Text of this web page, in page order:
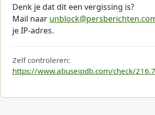
Denk je dat dit een vergissing is?
Mail naar
je IP-adres.
Zelf controleren:
https://www.abuseipdb.com/check/